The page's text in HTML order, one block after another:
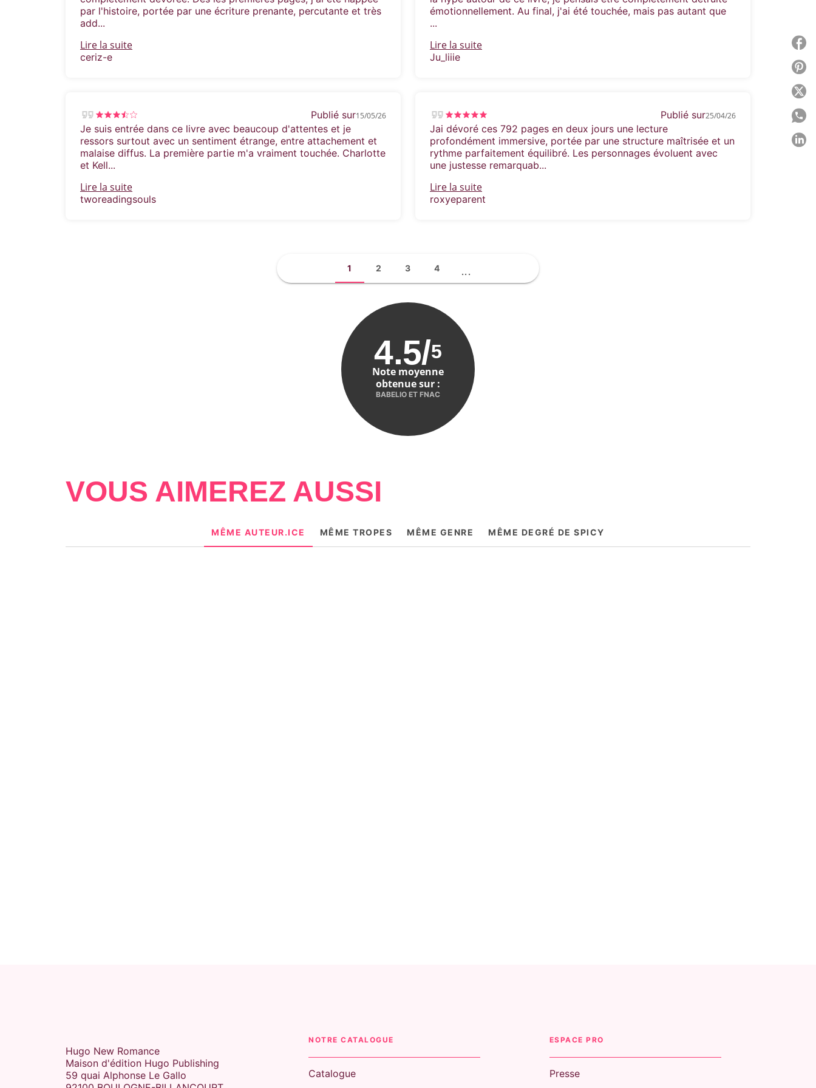
par l'histoire, portée par une écriture prenante, percutante et très
add...
Lire la suite
ceriz-e
Publié sur15/05/26
Je suis entrée dans ce livre avec beaucoup d'attentes et je
ressors surtout avec un sentiment étrange, entre attachement et
malaise diffus. La première partie m'a vraiment touchée. Charlotte
et Kell...
Lire la suite
tworeadingsouls
émotionnellement. Au final, j'ai été touchée, mais pas autant que
...
Lire la suite
Ju_liiie
Publié sur25/04/26
Jai dévoré ces 792 pages en deux jours une lecture
profondément immersive, portée par une structure maîtrisée et un
rythme parfaitement équilibré. Les personnages évoluent avec
une justesse remarquab...
Lire la suite
roxyeparent
1 2 3 4 ...
4.5/5
Note moyenne
obtenue sur :
BABELIO ET FNAC
VOUS AIMEREZ AUSSI
MÊME AUTEUR.ICE MÊME TROPES MÊME GENRE MÊME DEGRÉ DE SPICY
Hugo New Romance
Maison d'édition Hugo Publishing
59 quai Alphonse Le Gallo
NOTRE CATALOGUE
Catalogue
ESPACE PRO
Presse